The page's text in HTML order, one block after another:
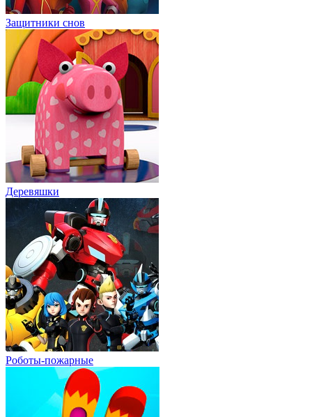
Защитники снов
Деревяшки
Роботы-пожарные